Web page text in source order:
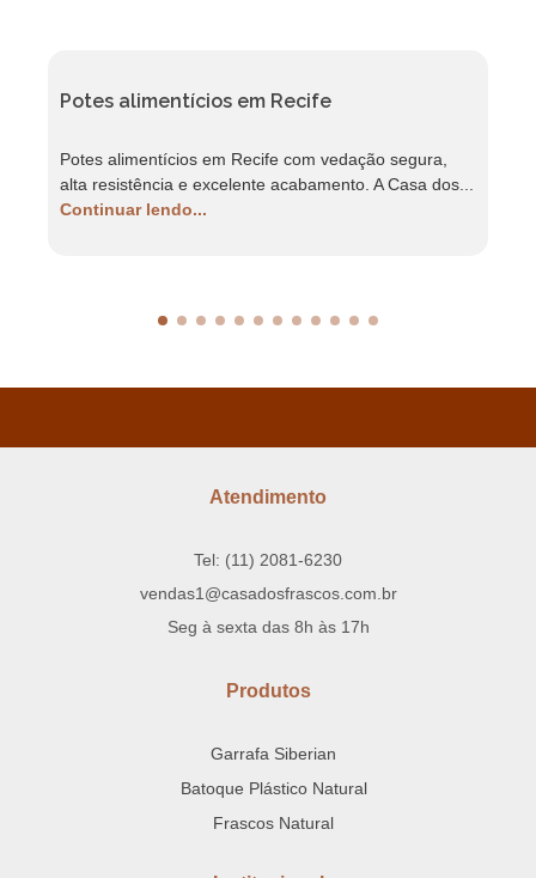
Potes alimentícios em Recife
Potes alimentícios em Recife com vedação segura,
alta resistência e excelente acabamento. A Casa dos...
Continuar lendo...
Atendimento
Tel: (11) 2081-6230
vendas1@casadosfrascos.com.br
Seg à sexta das 8h às 17h
Produtos
Garrafa Siberian
Batoque Plástico Natural
Frascos Natural